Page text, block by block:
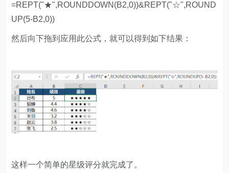
=REPT("★",ROUNDDOWN(B2,0))&REPT("☆",ROUND
UP(5-B2,0))
然后向下拖到应用此公式，就可以得到如下结果：
这样一个简单的星级评分就完成了。